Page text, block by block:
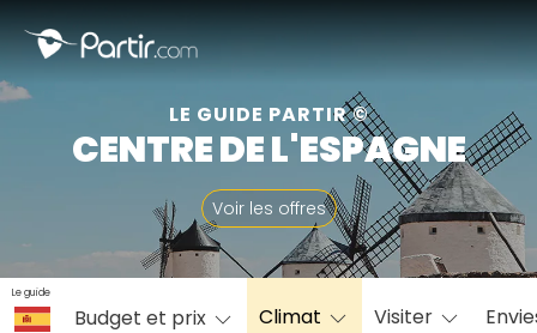
LE GUIDE PARTIR ©
CENTRE DE L'ESPAGNE
Voir les offres
Le guide
Budget et prix Climat Visiter
📍 Destinations populaires
☀️ Où partir par mois